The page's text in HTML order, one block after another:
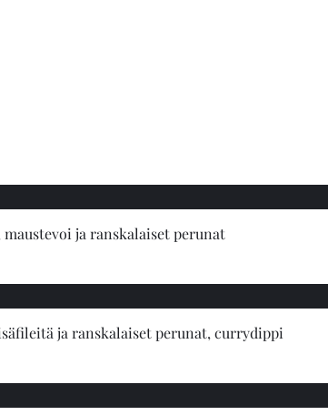
ja ranskalaiset perunat
ja ranskalaiset perunat, currydippi